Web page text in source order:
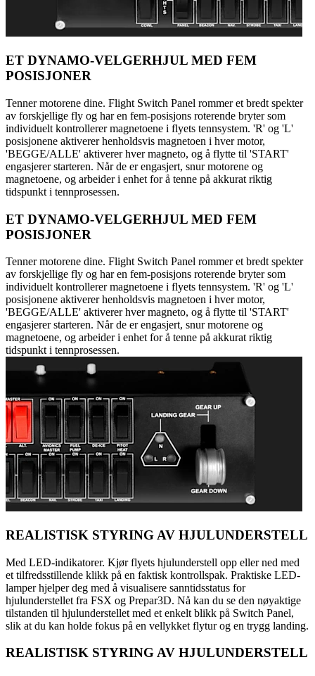
ET DYNAMO-VELGERHJUL MED FEM
POSISJONER
Tenner motorene dine. Flight Switch Panel rommer et bredt spekter
av forskjellige fly og har en fem-posisjons roterende bryter som
individuelt kontrollerer magnetoene i flyets tennsystem. 'R' og 'L'
posisjonene aktiverer henholdsvis magnetoen i hver motor,
'BEGGE/ALLE' aktiverer hver magneto, og å flytte til 'START'
engasjerer starteren. Når de er engasjert, snur motorene og
magnetoene, og arbeider i enhet for å tenne på akkurat riktig
tidspunkt i tennprosessen.
ET DYNAMO-VELGERHJUL MED FEM
POSISJONER
Tenner motorene dine. Flight Switch Panel rommer et bredt spekter
av forskjellige fly og har en fem-posisjons roterende bryter som
individuelt kontrollerer magnetoene i flyets tennsystem. 'R' og 'L'
posisjonene aktiverer henholdsvis magnetoen i hver motor,
'BEGGE/ALLE' aktiverer hver magneto, og å flytte til 'START'
engasjerer starteren. Når de er engasjert, snur motorene og
magnetoene, og arbeider i enhet for å tenne på akkurat riktig
tidspunkt i tennprosessen.
REALISTISK STYRING AV HJULUNDERSTELL
Med LED-indikatorer. Kjør flyets hjulunderstell opp eller ned med
et tilfredsstillende klikk på en faktisk kontrollspak. Praktiske LED-
lamper hjelper deg med å visualisere sanntidsstatus for
hjulunderstellet fra FSX og Prepar3D. Nå kan du se den nøyaktige
tilstanden til hjulunderstellet med et enkelt blikk på Switch Panel,
slik at du kan holde fokus på en vellykket flytur og en trygg landing.
REALISTISK STYRING AV HJULUNDERSTELL